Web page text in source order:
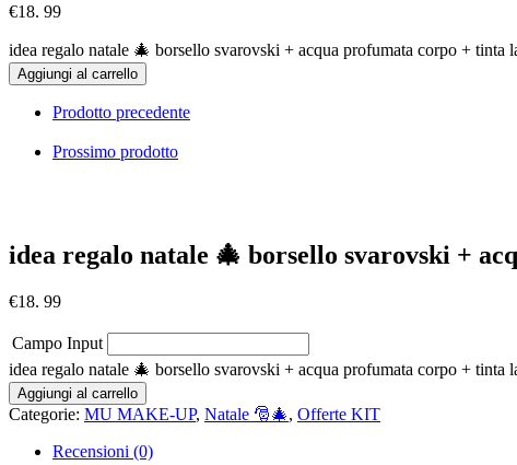
€18. 99
idea regalo natale 🎄 borsello svarovski + acqua profumata corpo + tinta
Aggiungi al carrello
Prodotto precedente
Prossimo prodotto
idea regalo natale 🎄 borsello svarovski +
€18. 99
Campo Input
idea regalo natale 🎄 borsello svarovski + acqua profumata corpo + tinta
Aggiungi al carrello
Categorie: MU MAKE-UP, Natale 🎅🎄, Offerte KIT
Recensioni (0)